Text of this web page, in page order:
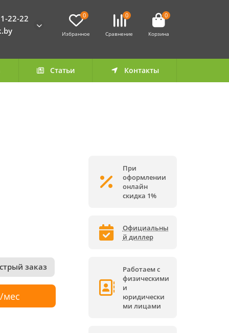
22-22
0
Избранное
0
Сравнение
0
Корзина
Статьи Контакты
заказ
мес
При
оформлении
онлайн
скидка 1%
Официальны
й диллер
Работаем с
физическими
и
юридически
ми лицами